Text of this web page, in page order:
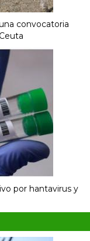
convocatoria
por hantavirus y